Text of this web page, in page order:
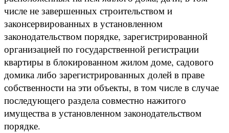
числе не завершенных строительством и
законсервированных в установленном
законодательством порядке, зарегистрированной
организацией по государственной регистрации
квартиры в блокированном жилом доме, садового
домика либо зарегистрированных долей в праве
собственности на эти объекты, в том числе в случае
последующего раздела совместно нажитого
имущества в установленном законодательством
порядке.